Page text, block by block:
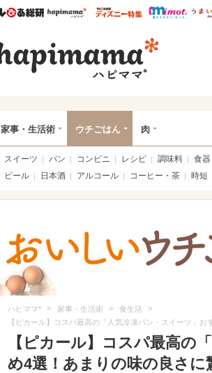
ウレぴあ総研ハピママ* ウレぴあ総
家事・生活術 ウチごはん 肉
スイーツ パン コンビニ レシピ 調味料 食
ビール
日本酒 アルコール コーヒー・茶 時短
ハピママ* > 家事・生活術 > 食生活 >
【ピカール】コスパ最高の「人気冷凍パン・スイーツ」
【ピカール】コスパ最高の
め4選！あまりの味の良さに